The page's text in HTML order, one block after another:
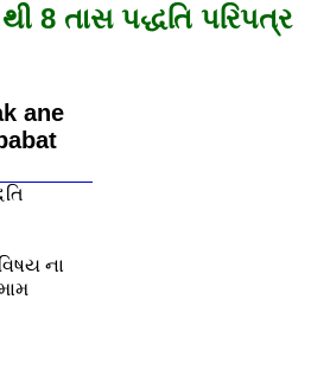
8 તાસ પદ્ધતિ પરિપત્ર
ane
ના